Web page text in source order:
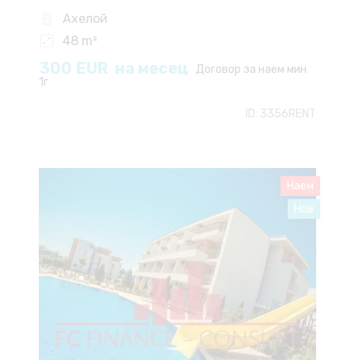
Ахелой
48 m²
300 EUR на месец
Договор за наем мин
1г
ID: 3356RENT
Наем
Нов